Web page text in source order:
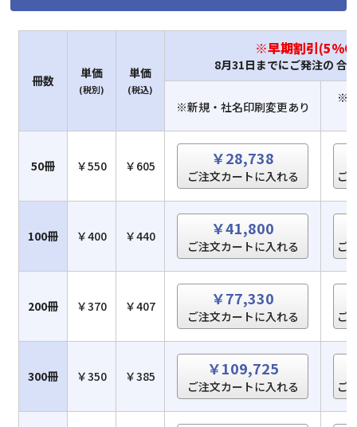
冊数 単価
(税別)
単価
(税込)
※早期割引
8月31日までにご発注の 合
※新規・社名印刷変更あり
※
50冊 ￥550 ￥605 ￥28,738
ご注文カートに入れる ご
100冊 ￥400 ￥440 ￥41,800
ご注文カートに入れる ご
200冊 ￥370 ￥407 ￥77,330
ご注文カートに入れる ご
300冊 ￥350 ￥385 ￥109,725
ご注文カートに入れる ご